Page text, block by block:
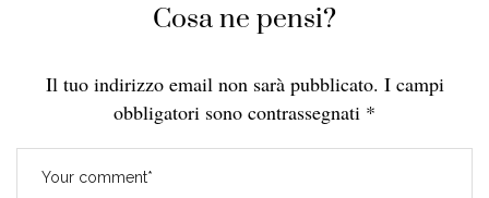
Cosa ne pensi?
Il tuo indirizzo email non sarà pubblicato. I campi
obbligatori sono contrassegnati *